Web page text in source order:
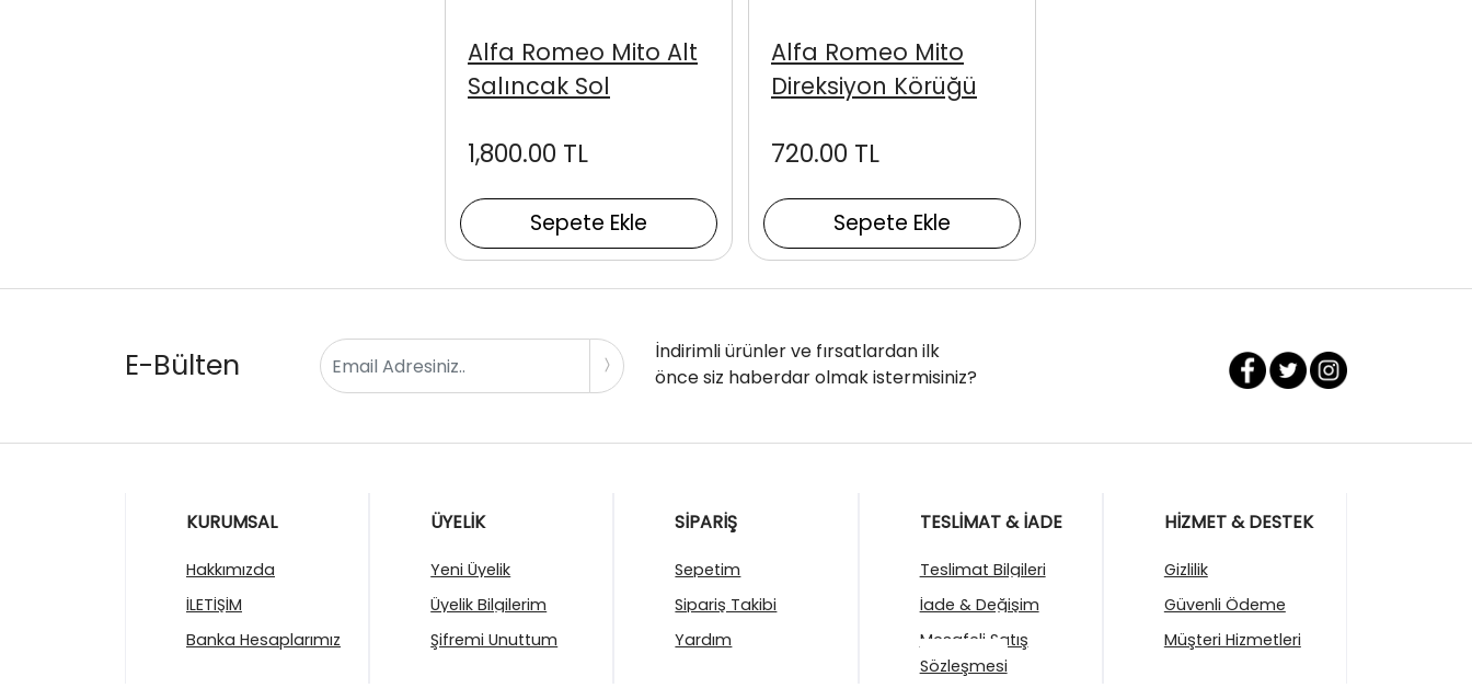
Sepete Ekle
Alfa Romeo Mito Alt
Salıncak Sol
1,800.00 TL
Sepete Ekle
Alfa Romeo Mito
Direksiyon Körüğü
720.00 TL
E-Bülten
İndirimli ürünler ve fırsatlardan ilk
önce siz haberdar olmak istermisiniz?
KURUMSAL
Hakkımızda
İLETİŞİM
Banka Hesaplarımız
ÜYELİK
Yeni Üyelik
Üyelik Bilgilerim
Şifremi Unuttum
SİPARİŞ
Sepetim
Sipariş Takibi
Yardım
TESLİMAT & İADE
Teslimat Bilgileri
İade & Değişim
Mesafeli Satış
Sözleşmesi
HİZMET & DESTEK
Gizlilik
Güvenli Ödeme
Müşteri Hizmetleri